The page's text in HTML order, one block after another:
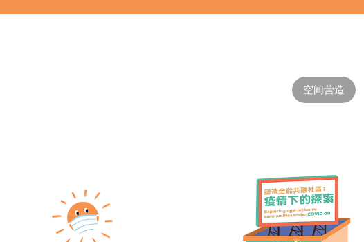
空间营造